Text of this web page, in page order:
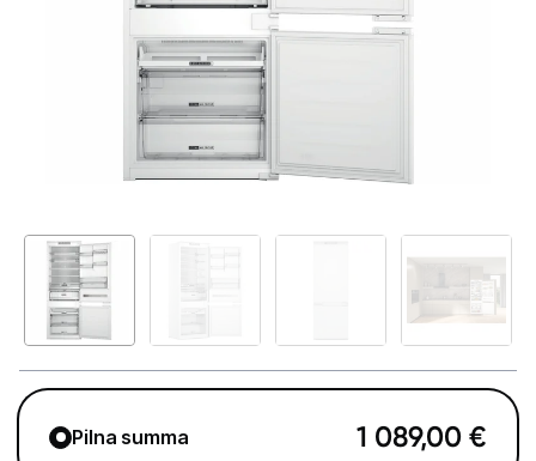
Telefoni, planšetdatori
Viedierīces
Sadzīves tehnika
Lielā tehnika
Iebūvējamā tehnika
Ledusskapji
Trauku mazgājamās mašīnas
Cepeškrāsnis
Plīts virsmas
Pilna summa 1 089,00 €